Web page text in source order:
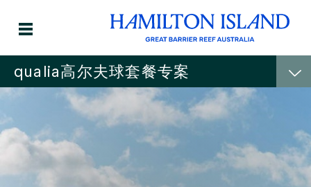
qualia高尔夫球套餐专案